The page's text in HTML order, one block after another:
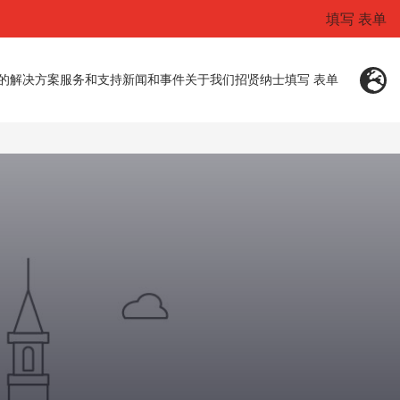
填写 表单
解决方案服务和支持新闻和事件关于我们招贤纳士填写 表单